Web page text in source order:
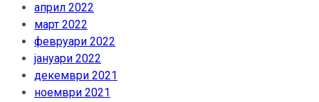
април 2022
март 2022
февруари 2022
јануари 2022
декември 2021
ноември 2021